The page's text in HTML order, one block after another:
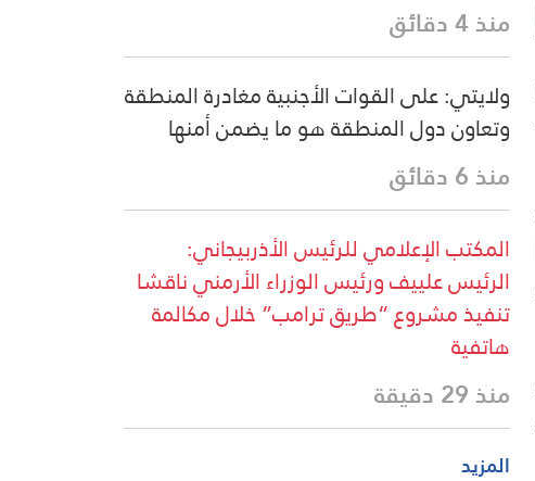
منذ 4 دقائق
ولايتي: على القوات الأجنبية مغادرة المنطقة
وتعاون دول المنطقة هو ما يضمن أمنها
منذ 6 دقائق
المكتب الإعلامي للرئيس الأذربيجاني:
الرئيس علييف ورئيس الوزراء الأرمني ناقشا
تنفيذ مشروع “طريق ترامب” خلال مكالمة
هاتفية
منذ 29 دقيقة
المزيد